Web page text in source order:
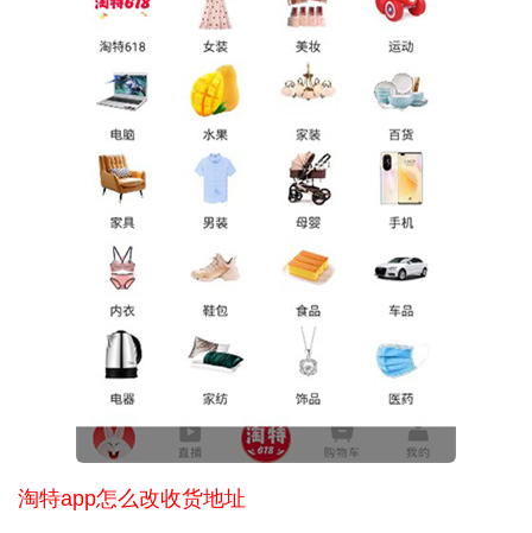
淘特app怎么改收货地址